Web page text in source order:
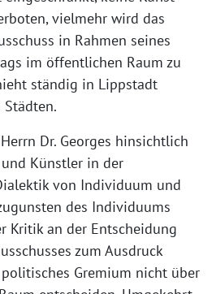
vielmehr wird das
in Rahmen seines
im öffentlichen Raum zu
ständig in Lippstadt
Dr. Georges hinsichtlich
Künstler in der
von Individuum und
des Individuums
Kritik an der Entscheidung
zum Ausdruck
Gremium nicht über